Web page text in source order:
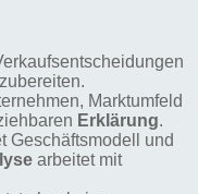
Marktumfeld
Erklärung.
Geschäftsmodell und
arbeitet mit